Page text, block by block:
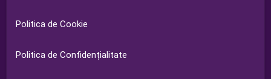
Politica de Cookie
Politica de Confidențialitate